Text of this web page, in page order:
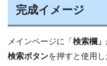
完成イメージ
メインページに「 検索欄」
検索ボタンを押すと使用